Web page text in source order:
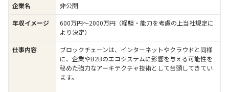
企業名
非公開
年収イメージ
600万円〜2000万円（経験・能力を考慮の上当社規定に
より決定）
仕事内容
ブロックチェーンは、インターネットやクラウドと同様
に、企業やB2Bのエコシステムに影響を与える可能性を
秘めた強力なアーキテクチャ技術として台頭してきてい
ます。